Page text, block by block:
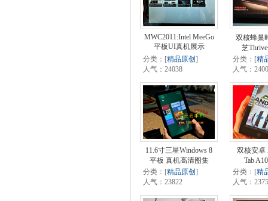
MWC2011:Intel MeeGo
平板UI真机展示
分类：[精品原创 ]
人气：24038
双核蜂巢
芝
分类：[精
人气：
11.6寸三星Windows 8
平板 真机高清图集
分类：[精品原创 ]
人气：23822
双核安卓
Tab
分类：[精
人气：